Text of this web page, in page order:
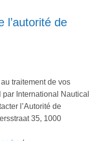
l’autorité de
traitement de vos
International Nautical
l’Autorité de
35, 1000